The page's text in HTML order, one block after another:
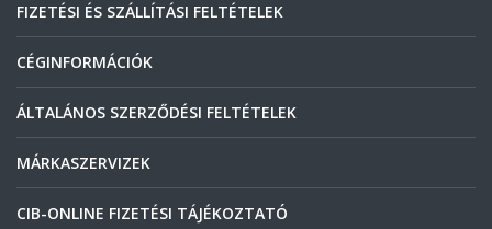
FIZETÉSI ÉS SZÁLLÍTÁSI FELTÉTELEK
CÉGINFORMÁCIÓK
ÁLTALÁNOS SZERZŐDÉSI FELTÉTELEK
MÁRKASZERVIZEK
CIB-ONLINE FIZETÉSI TÁJÉKOZTATÓ